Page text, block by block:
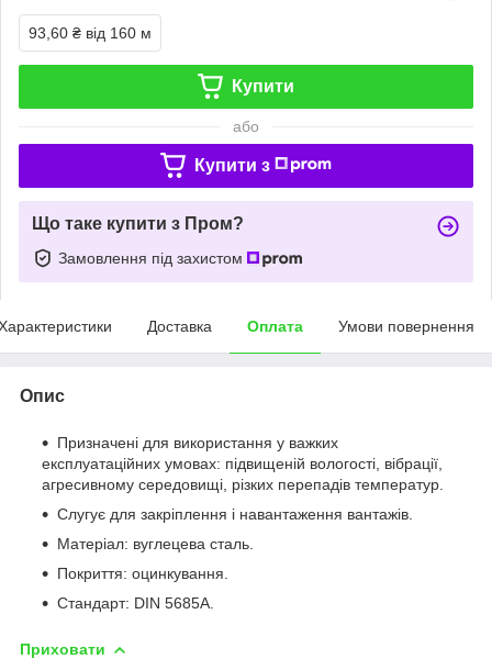
93,60 ₴ від 160 м
Купити
або
Купити з
Що таке купити з Пром?
Замовлення під захистом
Доставка Оплата Умови повернення
Опис
Призначені для використання у важких
експлуатаційних умовах: підвищеній вологості, вібрації,
агресивному середовищі, різких перепадів температур.
Слугує для закріплення і навантаження вантажів.
Матеріал: вуглецева сталь.
Покриття: оцинкування.
Стандарт: DIN 5685A.
Приховати